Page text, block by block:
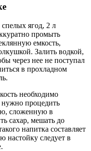
спелых ягод, 2 л
промыть
емкость,
Залить водкой,
через нее не поступал
в прохладном
необходимо
нужно процедить
сложенную в
сахар, мешать до
напитка составляет
настойку следует в